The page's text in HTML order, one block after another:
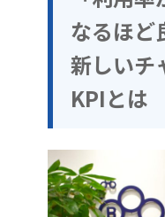
なるほど
新しいチ
KPIとは